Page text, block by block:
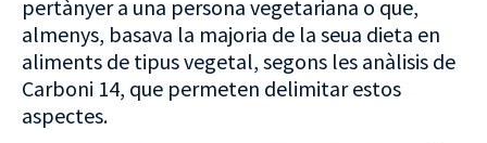
pertànyer a una persona vegetariana o que,
almenys, basava la majoria de la seua dieta en
aliments de tipus vegetal, segons les anàlisis de
Carboni 14, que permeten delimitar estos
aspectes.